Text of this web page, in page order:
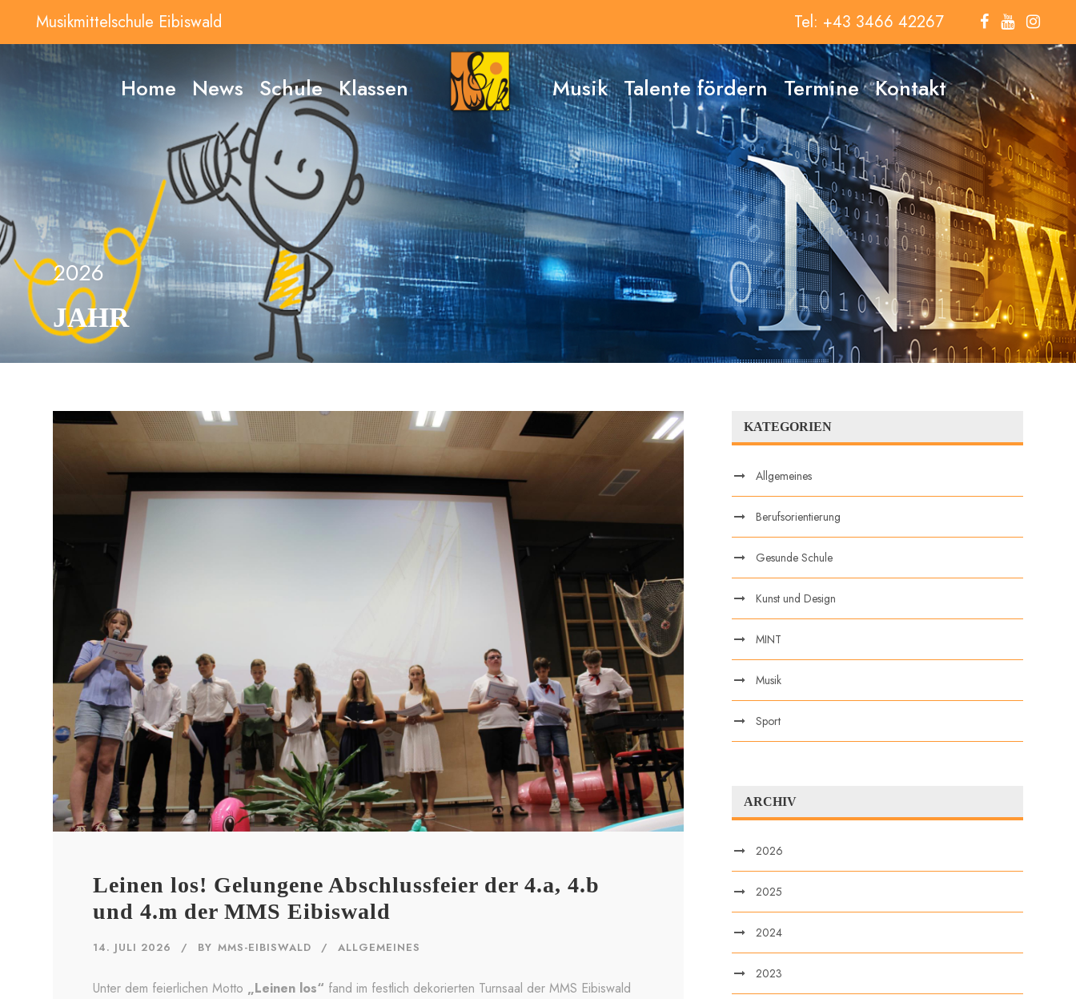
Musikmittelschule Eibiswald Tel: +43 3466 42267
Home News Schule Klassen Musik Talente fördern Termine Kontakt
2026
JAHR
Leinen los! Gelungene Abschlussfeier der 4.a, 4.b
und 4.m der MMS Eibiswald
14. JULI 2026 BY MMS-EIBISWALD ALLGEMEINES
Unter dem feierlichen Motto „Leinen los“ fand im festlich dekorierten Turnsaal der MMS Eibiswald
KATEGORIEN
Allgemeines
Berufsorientierung
Gesunde Schule
Kunst und Design
MINT
Musik
Sport
ARCHIV
2026
2025
2024
2023